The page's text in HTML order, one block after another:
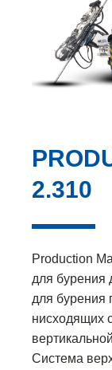
2.310
Production
для бурения
для бурения
нисходящих
Система